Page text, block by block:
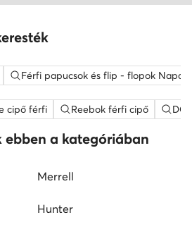
Férfi papucsok és flip - flopok
cipő férfi Reebok férfi cipő DC
ebben a kategóriában
Merrell
Hunter